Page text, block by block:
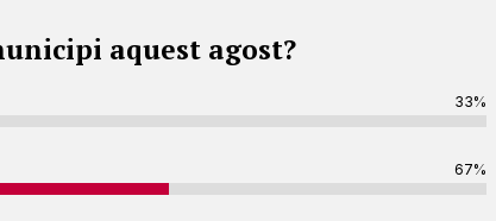
aquest agost?
33%
67%